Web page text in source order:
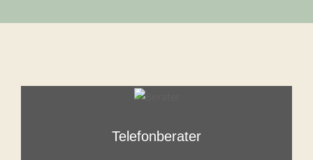
Telefonberater